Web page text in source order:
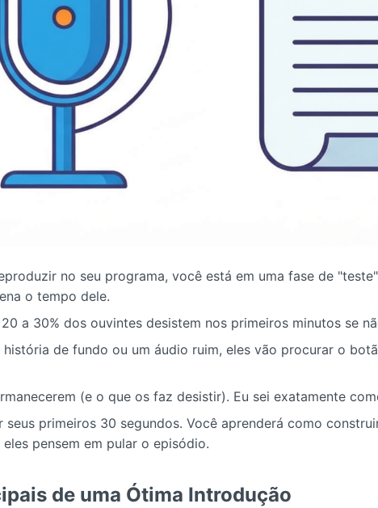
no seu programa, você está em uma fase de
o tempo dele.
a 30% dos ouvintes desistem nos primeiros minutos se
de fundo ou um áudio ruim, eles vão procurar o
(e o que os faz desistir). Eu sei exatamente
primeiros 30 segundos. Você aprenderá como
pensem em pular o episódio.
de uma Ótima Introdução